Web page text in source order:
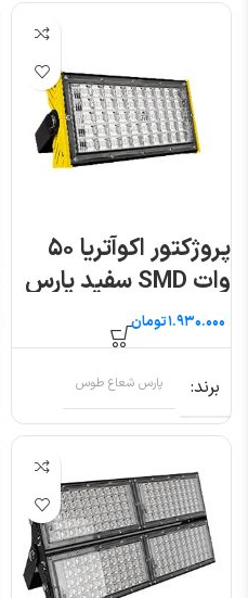
پروژکتور اکوآتریا ۵۰
وات SMD سفید پارس
شعاع توس
تومان
برند پارس شعاع طوس